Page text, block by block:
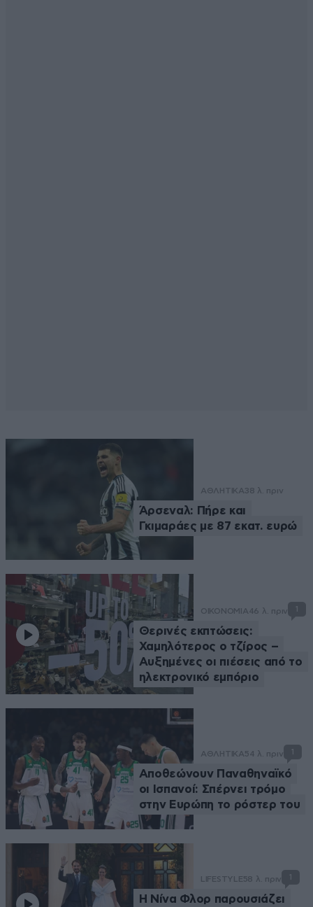
ΑΘΛΗΤΙΚΑ38 λ. πριν
Άρσεναλ: Πήρε και
Γκιμαράες με 87 εκατ. ευρώ
ΟΙΚΟΝΟΜΙΑ46 λ. πριν
Θερινές εκπτώσεις:
Χαμηλότερος ο τζίρος –
Αυξημένες οι πιέσεις από το
ηλεκτρονικό εμπόριο
ΑΘΛΗΤΙΚΑ54 λ. πριν 1
Αποθεώνουν Παναθηναϊκό
οι Ισπανοί: Σπέρνει τρόμο
στην Ευρώπη το ρόστερ του
LIFESTYLE58 λ. πριν 1
Η Νίνα Φλορ παρουσιάζει